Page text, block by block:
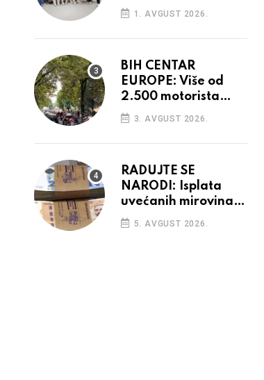
preseljeni u nove
prostore
1. AVGUST 2026.
BIH CENTAR
EUROPE: Više od
2.500 motorista
defiliralo gradom
3. AVGUST 2026.
RADUJTE SE
NARODI: Isplata
uvećanih mirovina
krenula, mogle bi
opet rasti
5. AVGUST 2026.